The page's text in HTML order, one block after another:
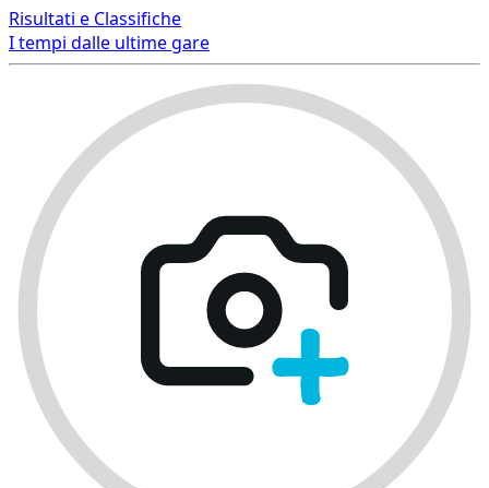
Risultati e Classifiche
I tempi dalle ultime gare